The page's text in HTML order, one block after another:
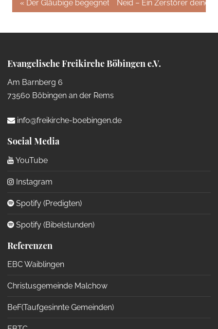
« Der Gläubige begegnet JesusNeid – Ein Zerstörer deines
Evangelische Freikirche Böbingen e.V.
Am Barnberg 6
73560 Böbingen an der Rems
info@freikirche-boebingen.de
Social Media
YouTube
Instagram
Spotify (Predigten)
Spotify (Bibelstunden)
Referenzen
EBC Waiblingen
Christusgemeinde Malchow
BeF(Taufgesinnte Gemeinden)